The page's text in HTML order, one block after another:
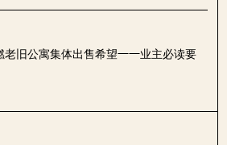
老旧公寓集体出售希望——业主必读要